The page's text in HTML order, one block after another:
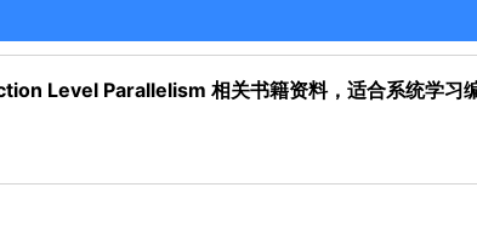
Level Parallelism 相关书籍资料，适合系统学习